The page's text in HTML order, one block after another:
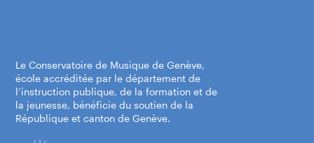
Le Conservatoire de Musique de Genève,
école accréditée par le département de
l’instruction publique, de la formation et de
la jeunesse, bénéficie du soutien de la
République et canton de Genève.